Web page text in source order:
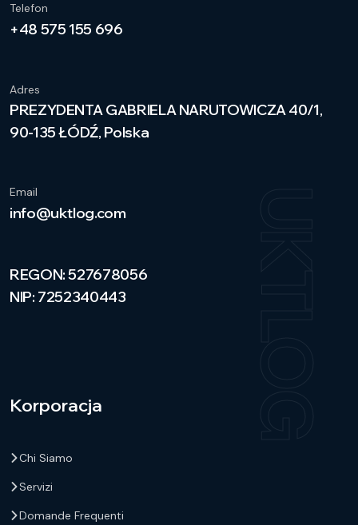
Telefon
+48 575 155 696
Adres
PREZYDENTA GABRIELA NARUTOWICZA 40/1,
90-135 ŁÓDŹ, Polska
Email
info@uktlog.com
REGON: 527678056
NIP: 7252340443
Korporacja
Chi Siamo
Servizi
Domande Frequenti